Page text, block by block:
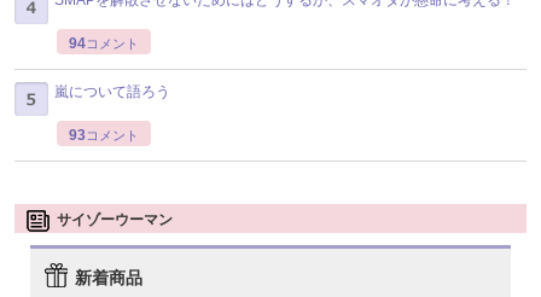
94コメント
嵐について語ろう
93コメント
サイゾーウーマン
新着商品